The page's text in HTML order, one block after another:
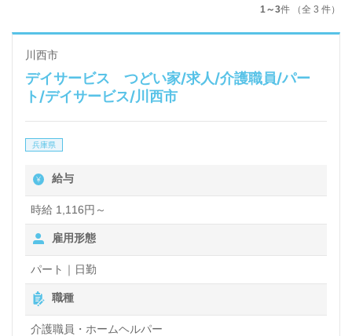
1～3件 （全 3 件）
川西市
デイサービス つどい家/求人/介護職員/パー
ト/デイサービス/川西市
兵庫県
給与
時給 1,116円～
雇用形態
パート｜日勤
職種
介護職員・ホームヘルパー